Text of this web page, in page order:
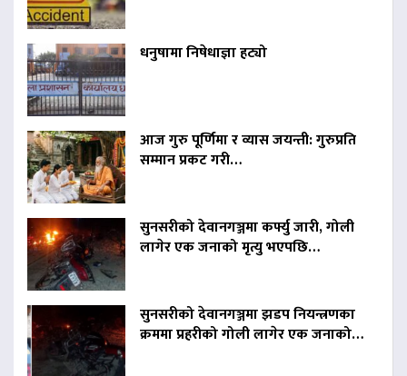
धनुषामा निषेधाज्ञा हट्यो
आज गुरु पूर्णिमा र व्यास जयन्ती: गुरुप्रति
सम्मान प्रकट गरी…
सुनसरीको देवानगञ्जमा कर्फ्यु जारी, गोली
लागेर एक जनाको मृत्यु भएपछि…
सुनसरीको देवानगञ्जमा झडप नियन्त्रणका
क्रममा प्रहरीको गोली लागेर एक जनाको…